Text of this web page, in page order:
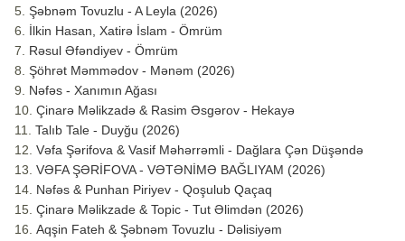
Şəbnəm Tovuzlu - A Leyla (2026)
İlkin Hasan, Xatirə İslam - Ömrüm
Rəsul Əfəndiyev - Ömrüm
Şöhrət Məmmədov - Mənəm (2026)
Nəfəs - Xanımın Ağası
Çinarə Məlikzadə & Rasim Əsgərov - Hekayə
Talıb Tale - Duyğu (2026)
Vəfa Şərifova & Vasif Məhərrəmli - Dağlara Çən Düşəndə
VƏFA ŞƏRİFOVA - VƏTƏNİMƏ BAĞLIYAM (2026)
Nəfəs & Punhan Piriyev - Qoşulub Qaçaq
Çinarə Məlikzade & Topic - Tut Əlimdən (2026)
Aqşin Fateh & Şəbnəm Tovuzlu - Dəlisiyəm